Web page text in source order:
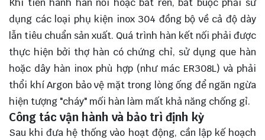
Khi tiến hành hàn nối hoặc bắt ren, bắt buộc phải sử
dụng các loại phụ kiện inox 304 đồng bộ về cả độ dày
lẫn tiêu chuẩn sản xuất. Quá trình hàn kết nối phải được
thực hiện bởi thợ hàn có chứng chỉ, sử dụng que hàn
hoặc dây hàn inox phù hợp (như mác ER308L) và phải
thổi khí Argon bảo vệ mặt trong lòng ống để ngăn ngừa
hiện tượng "cháy" mối hàn làm mất khả năng chống gỉ.
Công tác vận hành và bảo trì định kỳ
Sau khi đưa hệ thống vào hoạt động, cần lập kế hoạch